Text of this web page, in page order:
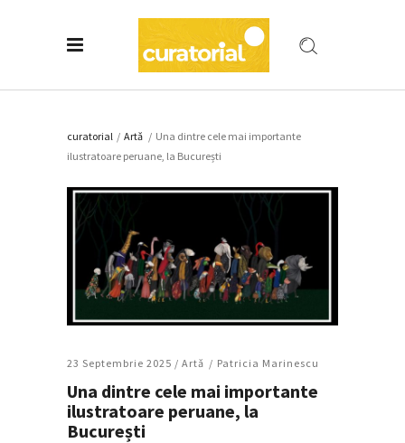
curatorial / Artǎ / Una dintre cele mai importante
ilustratoare peruane, la București
23 Septembrie 2025 / Artǎ Patricia Marinescu
Una dintre cele mai importante
ilustratoare peruane, la
București